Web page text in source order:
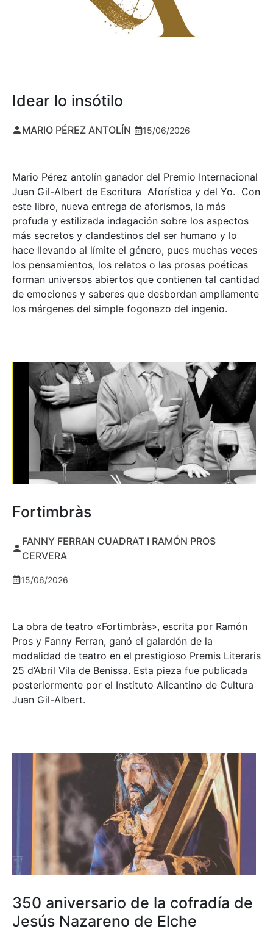
Idear lo insótilo
MARIO PÉREZ ANTOLÍN 15/06/2026
Mario Pérez antolín ganador del Premio Internacional
Juan Gil-Albert de Escritura Aforística y del Yo. Con
este libro, nueva entrega de aforismos, la más
profuda y estilizada indagación sobre los aspectos
más secretos y clandestinos del ser humano y lo
hace llevando al límite el género, pues muchas veces
los pensamientos, los relatos o las prosas poéticas
forman universos abiertos que contienen tal cantidad
de emociones y saberes que desbordan ampliamente
los márgenes del simple fogonazo del ingenio.
Fortimbràs
FANNY FERRAN CUADRAT I RAMÓN PROS
CERVERA
15/06/2026
La obra de teatro «Fortimbràs», escrita por Ramón
Pros y Fanny Ferran, ganó el galardón de la
modalidad de teatro en el prestigioso Premis Literaris
25 d’Abril Vila de Benissa. Esta pieza fue publicada
posteriormente por el Instituto Alicantino de Cultura
Juan Gil-Albert.
350 aniversario de la cofradía de
Jesús Nazareno de Elche